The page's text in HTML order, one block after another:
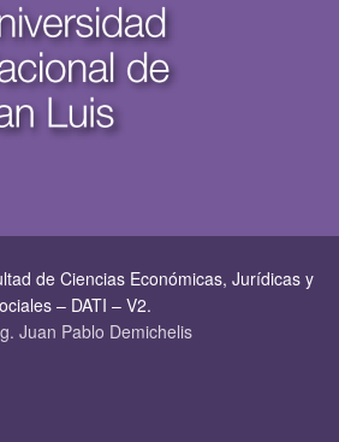
de Ciencias Económicas, Jurí­dicas y
– DATI – V2.
Juan Pablo Demichelis